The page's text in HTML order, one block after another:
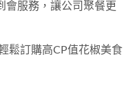
會服務，讓公司聚餐更
鬆訂購高CP值花椒美食